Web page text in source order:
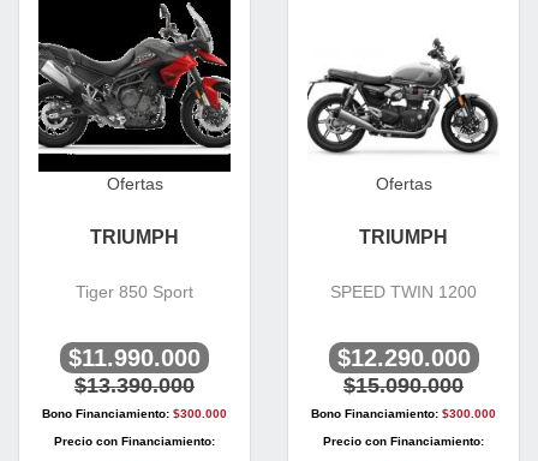
Ofertas
TRIUMPH
Tiger 850 Sport
$11.990.000
$13.390.000
Bono Financiamiento: $300.000
Precio con Financiamiento:
Ofertas
TRIUMPH
SPEED TWIN 1200
$12.290.000
$15.090.000
Bono Financiamiento: $300.000
Precio con Financiamiento: